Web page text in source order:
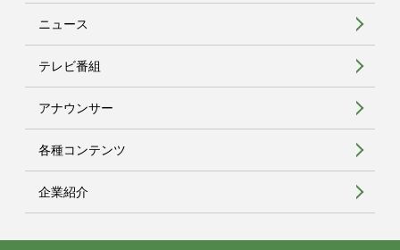
ニュース
テレビ番組
アナウンサー
各種コンテンツ
企業紹介